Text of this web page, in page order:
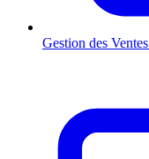
Gestion des Ventes